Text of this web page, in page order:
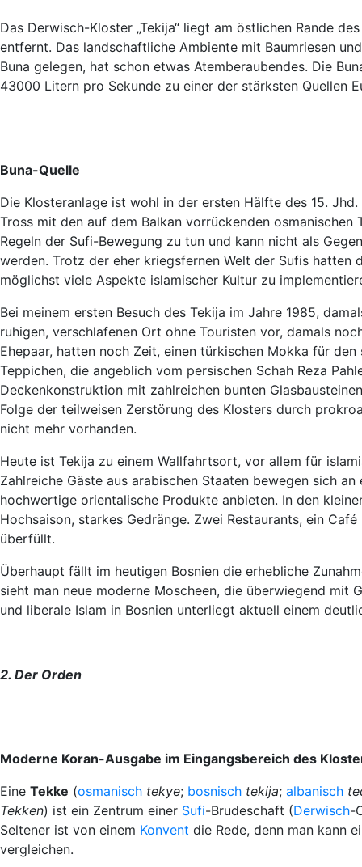
Das Derwisch-Kloster „Tekija“ liegt am östlichen Rande
entfernt. Das landschaftliche Ambiente mit Baumriesen
Buna gelegen, hat schon etwas Atemberaubendes. Die
43000 Litern pro Sekunde zu einer der stärksten Quellen
Buna-Quelle
Die Klosteranlage ist wohl in der ersten Hälfte des 15.
Tross mit den auf dem Balkan vorrückenden
Regeln der Sufi-Bewegung zu tun und kann nicht als
werden. Trotz der eher kriegsfernen Welt der Sufis hatten
möglichst viele Aspekte islamischer Kultur zu
Bei meinem ersten Besuch des Tekija im Jahre 1985,
ruhigen, verschlafenen Ort ohne Touristen vor, damals
Ehepaar, hatten noch Zeit, einen türkischen Mokka für
Teppichen, die angeblich vom persischen Schah Reza
Deckenkonstruktion mit zahlreichen bunten
Folge der teilweisen Zerstörung des Klosters durch
nicht mehr vorhanden.
Heute ist Tekija zu einem Wallfahrtsort, vor allem für
Zahlreiche Gäste aus arabischen Staaten bewegen sich
hochwertige orientalische Produkte anbieten. In den
Hochsaison, starkes Gedränge. Zwei Restaurants, ein
überfüllt.
Überhaupt fällt im heutigen Bosnien die erhebliche
sieht man neue moderne Moscheen, die überwiegend mit
und liberale Islam in Bosnien unterliegt aktuell einem
2. Der Orden
Moderne Koran-Ausgabe im Eingangsbereich des
Eine Tekke (osmanisch tekye; bosnisch tekija; albanisch
Tekken) ist ein Zentrum einer Sufi-Brudeschaft (Derwisch-
Seltener ist von einem Konvent die Rede, denn man kann
vergleichen.